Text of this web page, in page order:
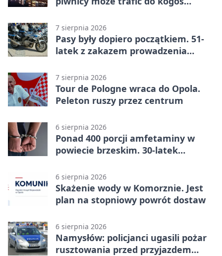
7 sierpnia 2026
Pasy były dopiero początkiem. 51-
latek z zakazem prowadzenia
7 sierpnia 2026
Tour de Pologne wraca do Opola.
Peleton ruszy przez centrum
6 sierpnia 2026
Ponad 400 porcji amfetaminy w
powiecie brzeskim. 30-latek
6 sierpnia 2026
Skażenie wody w Komorznie. Jest
plan na stopniowy powrót dostaw
6 sierpnia 2026
Namysłów: policjanci ugasili pożar
rusztowania przed przyjazdem